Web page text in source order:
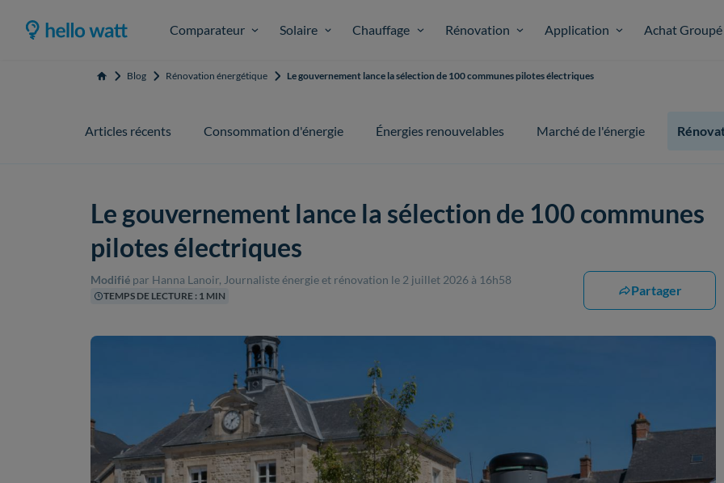
Comparateur Solaire Chauffage Rénovation Application Achat Groupé
Accueil Blog Rénovation énergétique Le gouvernement lance la sélection de 100 communes pilotes électriques
Articles récents Consommation d'énergie Énergies renouvelables Marché de l'énergie
Le gouvernement lance la sélection de 100 communes
pilotes électriques
Modifié par Hanna Lanoir, Journaliste énergie et rénovation le 2 juillet 2026 à 16h58
TEMPS DE LECTURE : 1 MIN Partager